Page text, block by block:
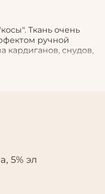
Ткань очень
ручной
кардиганов, снудов,
5% эл